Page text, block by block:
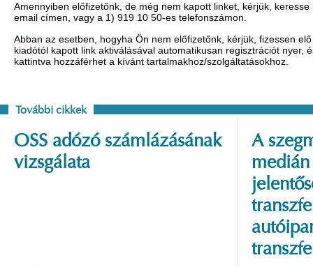
Amennyiben előfizetőnk, de még nem kapott linket, kérjük,
email címen, vagy a 1) 919 10 50-es telefonszámon.
Abban az esetben, hogyha Ön nem előfizetőnk, kérjük, fizessen
kiadótól kapott link aktiválásával automatikusan regisztrációt nyer,
kattintva hozzáférhet a kívánt tartalmakhoz/szolgáltatásokhoz.
További cikkek
OSS adózó számlázásának
vizsgálata
A